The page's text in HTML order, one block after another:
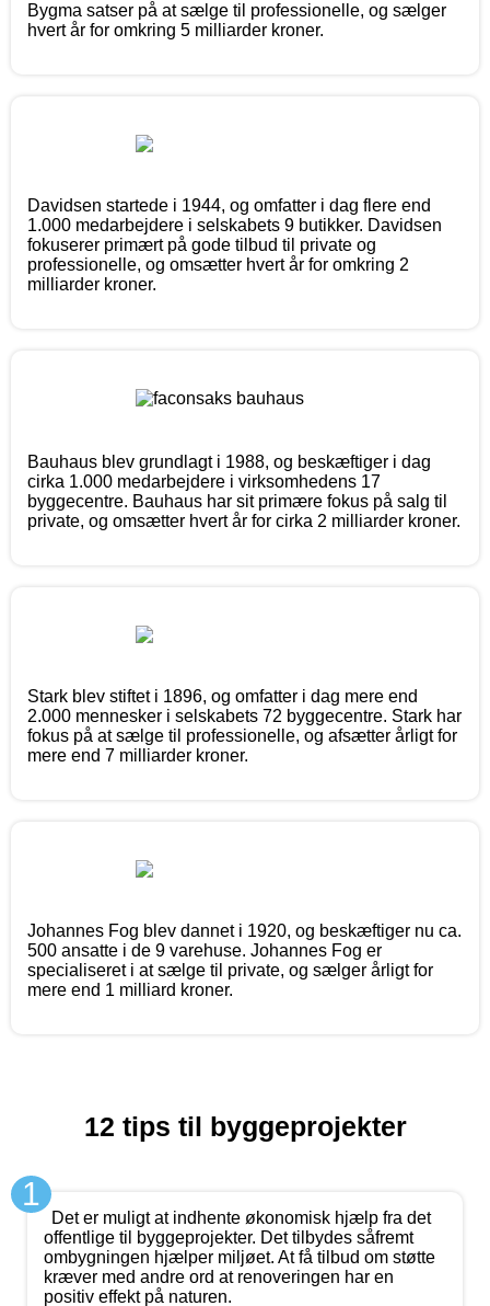
Bygma satser på at sælge til professionelle, og sælger
hvert år for omkring 5 milliarder kroner.
Davidsen startede i 1944, og omfatter i dag flere end
1.000 medarbejdere i selskabets 9 butikker. Davidsen
fokuserer primært på gode tilbud til private og
professionelle, og omsætter hvert år for omkring 2
milliarder kroner.
Bauhaus blev grundlagt i 1988, og beskæftiger i dag
cirka 1.000 medarbejdere i virksomhedens 17
byggecentre. Bauhaus har sit primære fokus på salg til
private, og omsætter hvert år for cirka 2 milliarder kroner.
Stark blev stiftet i 1896, og omfatter i dag mere end
2.000 mennesker i selskabets 72 byggecentre. Stark har
fokus på at sælge til professionelle, og afsætter årligt for
mere end 7 milliarder kroner.
Johannes Fog blev dannet i 1920, og beskæftiger nu ca.
500 ansatte i de 9 varehuse. Johannes Fog er
specialiseret i at sælge til private, og sælger årligt for
mere end 1 milliard kroner.
12 tips til byggeprojekter
1
Det er muligt at indhente økonomisk hjælp fra det
offentlige til byggeprojekter. Det tilbydes såfremt
ombygningen hjælper miljøet. At få tilbud om støtte
kræver med andre ord at renoveringen har en
positiv effekt på naturen.